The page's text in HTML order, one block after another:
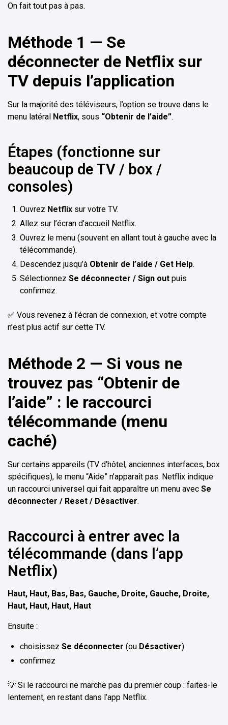
On fait tout pas à pas.
Méthode 1 — Se
déconnecter de Netflix sur
TV depuis l’application
Sur la majorité des téléviseurs, l’option se trouve dans le
menu latéral Netflix, sous “Obtenir de l’aide”.
Étapes (fonctionne sur
beaucoup de TV / box /
consoles)
Ouvrez Netflix sur votre TV.
Allez sur l’écran d’accueil Netflix.
Ouvrez le menu (souvent en allant tout à gauche avec la
télécommande).
Descendez jusqu’à Obtenir de l’aide / Get Help.
Sélectionnez Se déconnecter / Sign out puis
confirmez.
✅ Vous revenez à l’écran de connexion, et votre compte
n’est plus actif sur cette TV.
Méthode 2 — Si vous ne
trouvez pas “Obtenir de
l’aide” : le raccourci
télécommande (menu
caché)
Sur certains appareils (TV d’hôtel, anciennes interfaces, box
spécifiques), le menu “Aide” n’apparaît pas. Netflix indique
un raccourci universel qui fait apparaître un menu avec Se
déconnecter / Reset / Désactiver.
Raccourci à entrer avec la
télécommande (dans l’app
Netflix)
Haut, Haut, Bas, Bas, Gauche, Droite, Gauche, Droite,
Haut, Haut, Haut, Haut
Ensuite :
choisissez Se déconnecter (ou Désactiver)
confirmez
💡 Si le raccourci ne marche pas du premier coup : faites-le
lentement, en restant dans l’app Netflix.